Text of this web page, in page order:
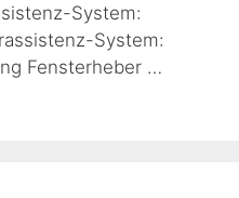
System:
System:
Fensterheber …